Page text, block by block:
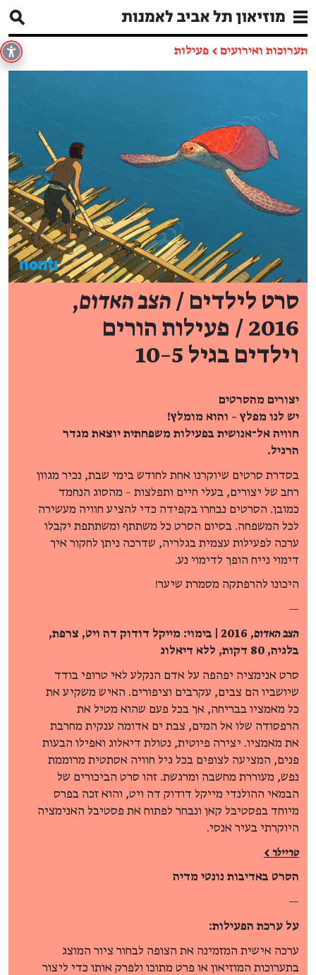
תערוכות ואירועים ← פעילות
סרט לילדים / הצב האדום,
2016 / פעילות הורים
וילדים בגיל 5–10
יצורים מהסרטים
יש לנו מפלץ – והוא מומלץ!
חוויה אל־אנושית בפעילות משפחתית יוצאת מגדר
הרגיל.
בסדרת סרטים שיוקרנו אחת לחודש בימי שבת, נכיר מגוון
רחב של יצורים, בעלי חיים ותפלצות – מהסוג הנחמד
כמובן. הסרטים נבחרו בקפידה כדי להציע חוויה מעשירה
לכל המשפחה. בסיום הסרט כל משתתף ומשתתפת יקבלו
ערכה לפעילות עצמית בגלריה, שדרכה ניתן לחקור איך
דימוי נייח הופך לדימוי נע.
היכונו להרפתקה מסמרת שיער!
—
הצב האדום
, 2016 | בימוי: מייקל דודוק דה ויט, צרפת,
בלגיה, 80 דקות, ללא דיאלוג
סרט אנימציה יפהפה על אדם הנקלע לאי טרופי בודד
שיושביו הם צבים, עקרבים וציפורים. האיש משקיע את
כל מאמציו בבריחה, אך בכל פעם שהוא מטיל את
הרפסודה שלו אל המים, צבת ים אדומה ענקית מחרבת
את מאמציו. יצירה פיוטית, נטולת דיאלוג ואפילו הבעות
פנים, המציעה לצופים בכל גיל חוויה אסתטית מרוממת
נפש, מעוררת מחשבה ומרגשת. זהו סרט הביכורים של
הבמאי ההולנדי מייקל דודוק דה ויט, והוא זכה בפרס
מיוחד בפסטיבל קאן ונבחר לפתוח את פסטיבל האנימציה
היוקרתי בעיר אנסי.
טריילר >
הסרט באדיבות נונטי מדיה
—
על ערכת הפעילות:
ערכה אישית המזמינה את הצופה לבחור ציור המוצג
בתערוכות המוזיאון או פרט מתוכו ולפרק אותו כדי ליצור